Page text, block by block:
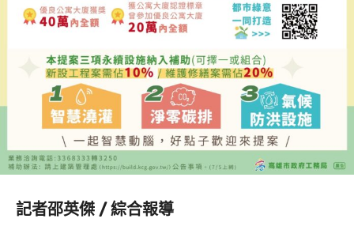
記者邵英傑 / 綜合報導